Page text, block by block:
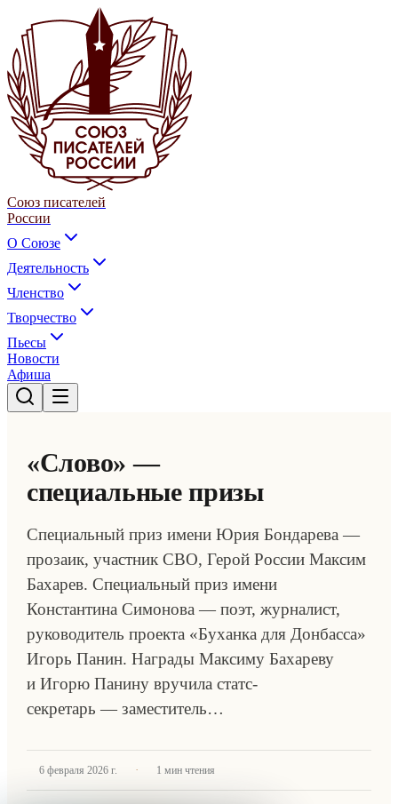
Союз писателей
России
О Союзе
Деятельность
Членство
Творчество
Пьесы
Новости
Афиша
«Слово» —
специальные призы
Специальный приз имени Юрия Бондарева —
прозаик, участник СВО, Герой России Максим
Бахарев. Специальный приз имени
Константина Симонова — поэт, журналист,
руководитель проекта «Буханка для Донбасса»
Игорь Панин. Награды Максиму Бахареву
и Игорю Панину вручила статс-
секретарь — заместитель…
6 февраля 2026 г. · 1 мин чтения